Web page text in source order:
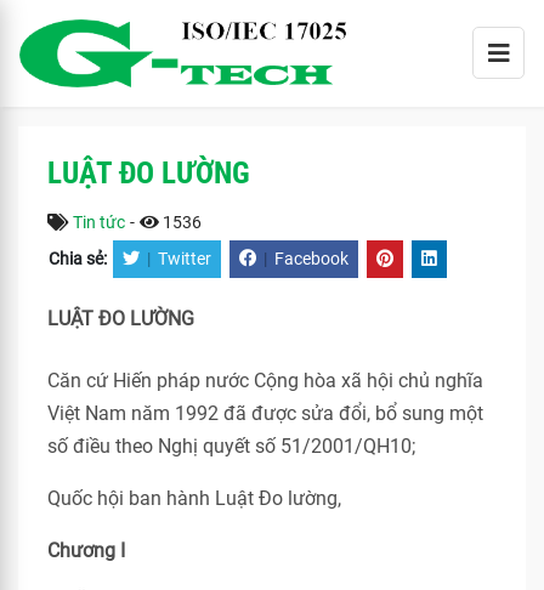
LUẬT ĐO LƯỜNG
Tin tức - 1536
Chia sẻ: | Twitter | Facebook
LUẬT ĐO LƯỜNG
Căn cứ Hiến pháp nước Cộng hòa xã hội chủ nghĩa
Việt Nam năm 1992 đã được sửa đổi, bổ sung một
số điều theo Nghị quyết số 51/2001/QH10;
Quốc hội ban hành Luật Đo lường,
Chương I